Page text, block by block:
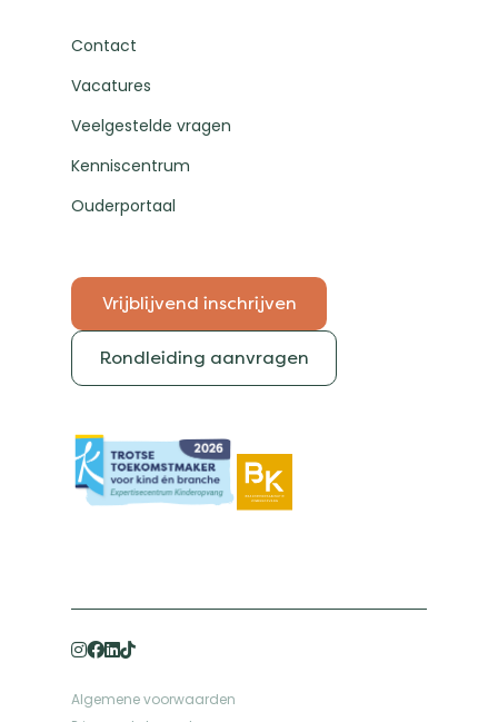
Contact
Vacatures
Veelgestelde vragen
Kenniscentrum
Ouderportaal
Vrijblijvend inschrijven
Rondleiding aanvragen
Algemene voorwaarden